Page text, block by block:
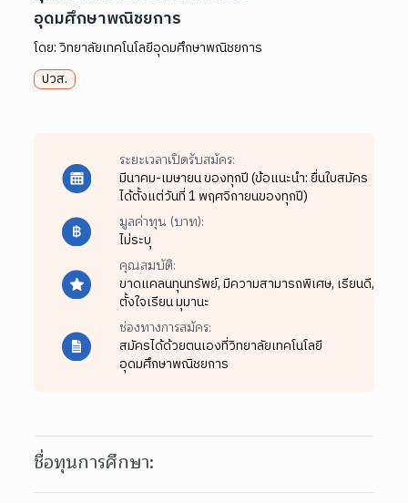
อุดมศึกษาพณิชยการ
โดย:วิทยาลัยเทคโนโลยีอุดมศึกษาพณิชยการ
ปวส.
ระยะเวลาเปิดรับสมัคร:
มีนาคม-เมษายน ของทุกปี (ข้อแนะนำ: ยื่นใบสมัคร
ได้ตั้งแต่วันที่ 1 พฤศจิกายนของทุกปี)
มูลค่าทุน (บาท):
ไม่ระบุ
คุณสมบัติ:
ขาดแคลนทุนทรัพย์,มีความสามารถพิเศษ, เรียนดี,
ตั้งใจเรียน มุมานะ
ช่องทางการสมัคร:
สมัครได้ด้วยตนเองที่วิทยาลัยเทคโนโลยี
อุดมศึกษาพณิชยการ
ชื่อทุนการศึกษา: